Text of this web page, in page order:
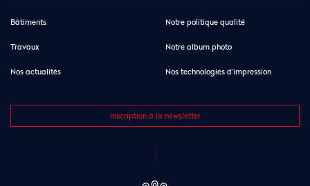
Bâtiments
Travaux
Nos actualités
Notre politique qualité
Notre album photo
Nos technologies d’impression
Inscription à la newsletter